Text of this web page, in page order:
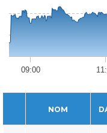
09:00
NOM